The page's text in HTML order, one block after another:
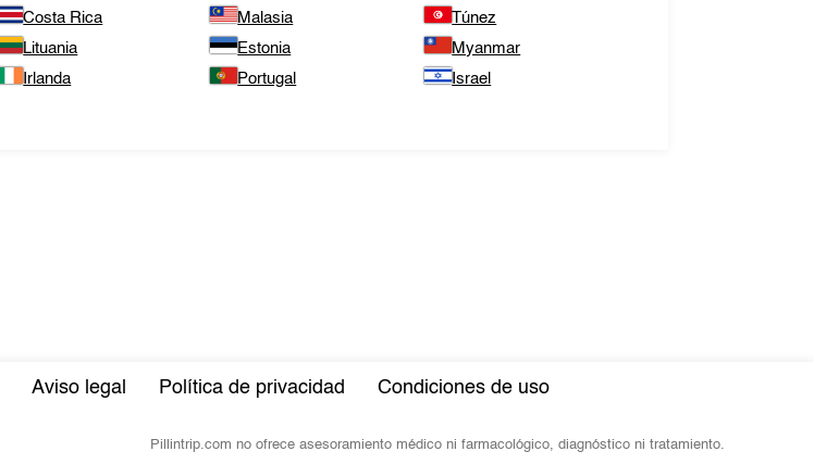
Costa Rica Malasia
Túnez
Lituania Estonia
Myanmar
Irlanda Portugal
Israel
Aviso legal Política de privacidad Condiciones de uso
Pillintrip.com no ofrece asesoramiento médico ni farmacológico, diagnóstico ni tratamiento.